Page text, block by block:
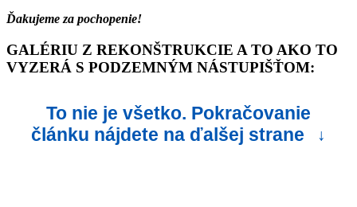
Ďakujeme za pochopenie!
GALÉRIU Z REKONŠTRUKCIE A TO AKO TO
VYZERÁ S PODZEMNÝM NÁSTUPIŠŤOM:
To nie je všetko. Pokračovanie
článku nájdete na ďalšej strane
↓